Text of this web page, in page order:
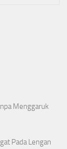
Menggaruk
Pada Lengan